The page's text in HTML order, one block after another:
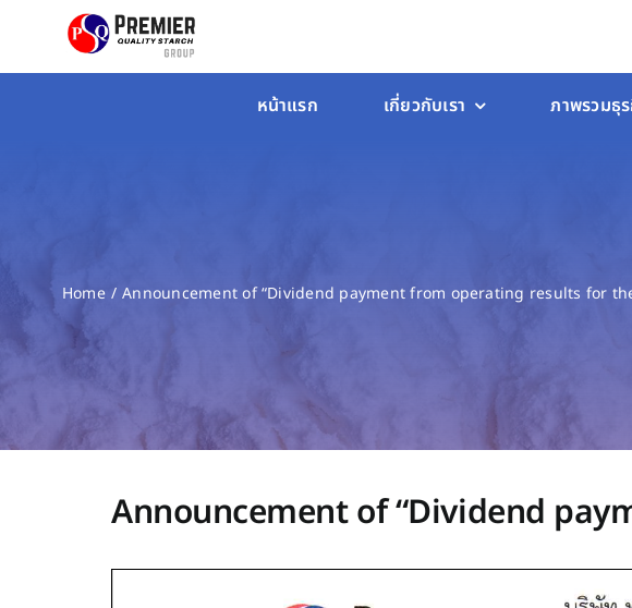
content
หน้าแรก
เกี่ยวกับเรา ภาพรวมธุ
Home Announcement of “Dividend payment from operating results for
Announcement of “Dividend